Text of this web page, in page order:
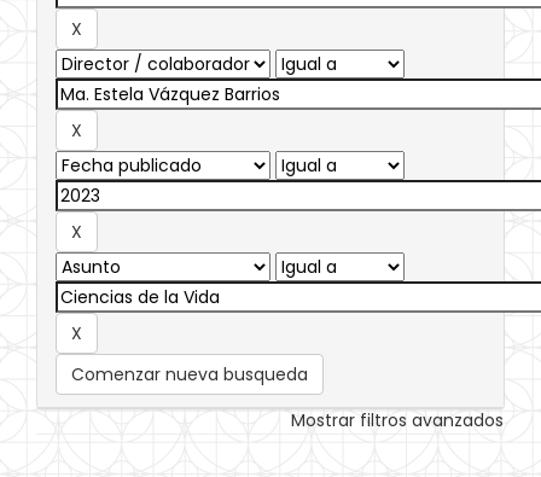
Comenzar nueva busqueda
Mostrar filtros avanzados